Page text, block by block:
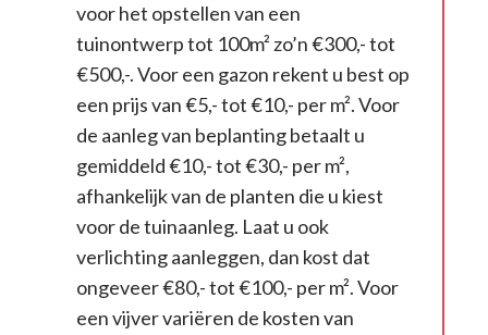
voor het opstellen van een
tuinontwerp tot 100m² zo’n €300,- tot
€500,-. Voor een gazon rekent u best op
een prijs van €5,- tot €10,- per m². Voor
de aanleg van beplanting betaalt u
gemiddeld €10,- tot €30,- per m²,
afhankelijk van de planten die u kiest
voor de tuinaanleg. Laat u ook
verlichting aanleggen, dan kost dat
ongeveer €80,- tot €100,- per m². Voor
een vijver variëren de kosten van